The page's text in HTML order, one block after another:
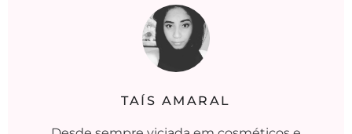
TAÍS AMARAL